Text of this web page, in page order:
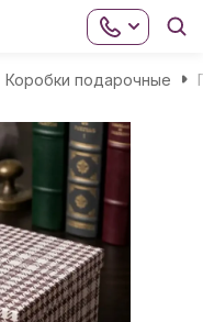
Коробки подарочные